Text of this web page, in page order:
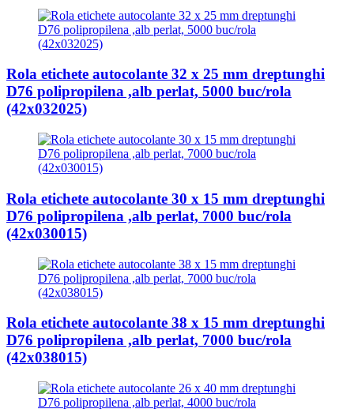
Rola etichete autocolante 32 x 25 mm dreptunghi
D76 polipropilena ,alb perlat, 5000 buc/rola
(42x032025)
Rola etichete autocolante 30 x 15 mm dreptunghi
D76 polipropilena ,alb perlat, 7000 buc/rola
(42x030015)
Rola etichete autocolante 38 x 15 mm dreptunghi
D76 polipropilena ,alb perlat, 7000 buc/rola
(42x038015)